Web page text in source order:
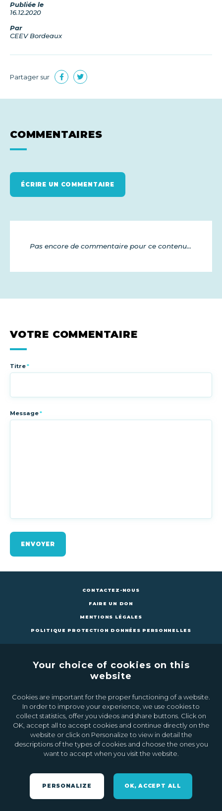
Publiée le
16.12.2020
Par
CEEV Bordeaux
Partager sur
COMMENTAIRES
ÉCRIRE UN COMMENTAIRE
Pas encore de commentaire pour ce contenu...
VOTRE COMMENTAIRE
Titre*
Message*
ENVOYER
CONTACTEZ-NOUS
FAIRE UN DON
MENTIONS LÉGALES
POLITIQUE PROTECTION DONNÉES PERSONNELLES
CONTACTEZ-NOUS FAIRE UN DON
Inscrivez-vous à la newsletter
Ok
Your choice of cookies on this
website
Cookies are important for the proper functioning of a website.
In order to improve your experience, we use cookies to
collect statistics, offer you videos and share buttons. Click on
OK, accept all to accept cookies and continue directly on the
website or click on Personalize to view in detail the
descriptions of the types of cookies and choose the ones you
want to accept when you visit the website.
PERSONALIZE OK, ACCEPT ALL